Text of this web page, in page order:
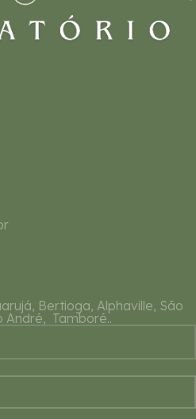
Bertioga, Alphaville, São
André, Tamboré..